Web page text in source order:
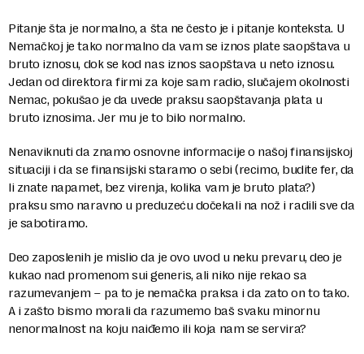
Pitanje šta je normalno, a šta ne često je i pitanje konteksta. U
Nemačkoj je tako normalno da vam se iznos plate saopštava u
bruto iznosu, dok se kod nas iznos saopštava u neto iznosu.
Jedan od direktora firmi za koje sam radio, slučajem okolnosti
Nemac, pokušao je da uvede praksu saopštavanja plata u
bruto iznosima. Jer mu je to bilo normalno.
Nenaviknuti da znamo osnovne informacije o našoj finansijskoj
situaciji i da se finansijski staramo o sebi (recimo, budite fer, da
li znate napamet, bez virenja, kolika vam je bruto plata?)
praksu smo naravno u preduzeću dočekali na nož i radili sve da
je sabotiramo.
Deo zaposlenih je mislio da je ovo uvod u neku prevaru, deo je
kukao nad promenom sui generis, ali niko nije rekao sa
razumevanjem – pa to je nemačka praksa i da zato on to tako.
A i zašto bismo morali da razumemo baš svaku minornu
nenormalnost na koju naiđemo ili koja nam se servira?